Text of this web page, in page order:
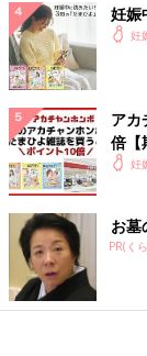
妊娠
妊
アカ
倍【
妊
お墓
PR(く